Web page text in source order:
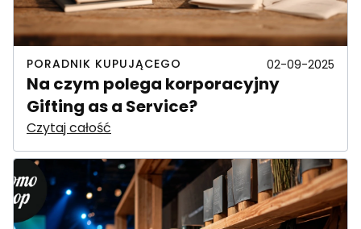
PORADNIK KUPUJĄCEGO 02-09-2025
Na czym polega korporacyjny
Gifting as a Service?
Czytaj całość